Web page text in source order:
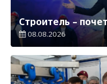
Строитель –
08.08.2026